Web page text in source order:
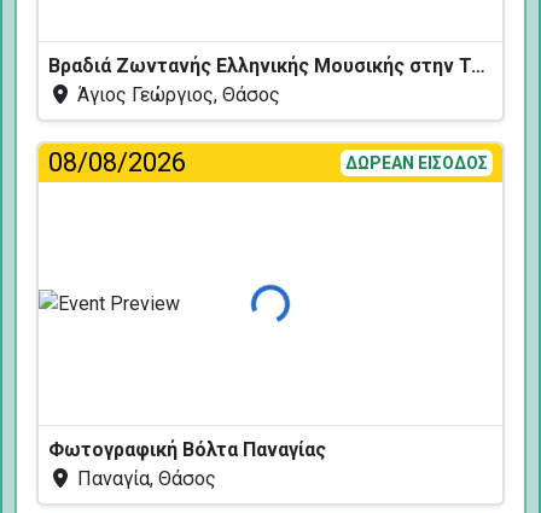
Βραδιά Ζωντανής Ελληνικής Μουσικής στην Ταβέρνα Κελάρι
Άγιος Γεώργιος, Θάσος
08/08/2026 ΔΩΡΕΑΝ ΕΙΣΟΔΟΣ
Φόρτωση...
Φωτογραφική Βόλτα Παναγίας
Παναγία, Θάσος